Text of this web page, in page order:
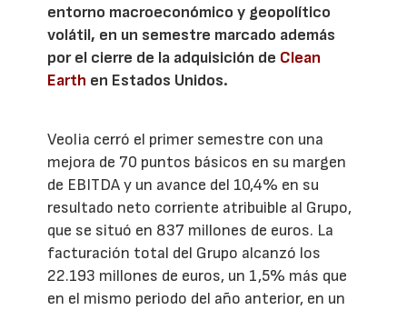
entorno macroeconómico y geopolítico
volátil, en un semestre marcado además
por el cierre de la adquisición de Clean
Earth en Estados Unidos.
Veolia cerró el primer semestre con una
mejora de 70 puntos básicos en su margen
de EBITDA y un avance del 10,4% en su
resultado neto corriente atribuible al Grupo,
que se situó en 837 millones de euros. La
facturación total del Grupo alcanzó los
22.193 millones de euros, un 1,5% más que
en el mismo periodo del año anterior, en un